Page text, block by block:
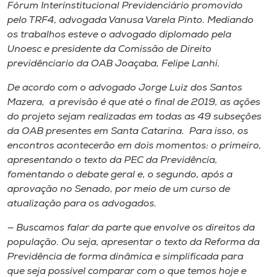
Fórum Interinstitucional Previdenciário promovido
pelo TRF4, advogada Vanusa Varela Pinto. Mediando
os trabalhos esteve o advogado diplomado pela
Unoesc e presidente da Comissão de Direito
previdênciario da OAB Joaçaba, Felipe Lanhi.
De acordo com o advogado Jorge Luiz dos Santos
Mazera, a previsão é que até o final de 2019, as ações
do projeto sejam realizadas em todas as 49 subseções
da OAB presentes em Santa Catarina. Para isso, os
encontros acontecerão em dois momentos: o primeiro,
apresentando o texto da PEC da Previdência,
fomentando o debate geral e, o segundo, após a
aprovação no Senado, por meio de um curso de
atualização para os advogados.
— Buscamos falar da parte que envolve os direitos da
população. Ou seja, apresentar o texto da Reforma da
Previdência de forma dinâmica e simplificada para
que seja possível comparar com o que temos hoje e